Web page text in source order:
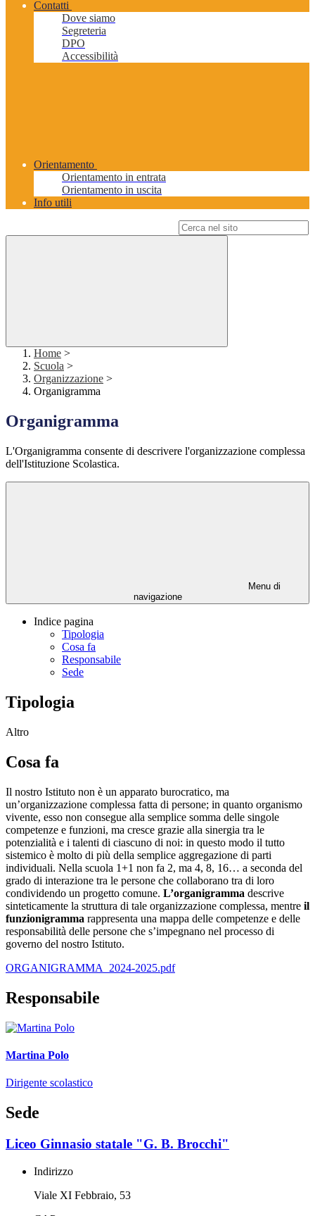
Contatti
Dove siamo
Segreteria
DPO
Accessibilità
Orientamento
Orientamento in entrata
Orientamento in uscita
Info utili
Home >
Scuola >
Organizzazione >
Organigramma
Organigramma
L'Organigramma consente di descrivere l'organizzazione complessa
dell'Istituzione Scolastica.
Menu di
navigazione
Indice pagina
Tipologia
Cosa fa
Responsabile
Sede
Tipologia
Altro
Cosa fa
Il nostro Istituto non è un apparato burocratico, ma
un’organizzazione complessa fatta di persone; in quanto organismo
vivente, esso non consegue alla semplice somma delle singole
competenze e funzioni, ma cresce grazie alla sinergia tra le
potenzialità e i talenti di ciascuno di noi: in questo modo il tutto
sistemico è molto di più della semplice aggregazione di parti
individuali. Nella scuola 1+1 non fa 2, ma 4, 8, 16… a seconda del
grado di interazione tra le persone che collaborano tra di loro
condividendo un progetto comune. L’organigramma descrive
sinteticamente la struttura di tale organizzazione complessa, mentre il
funzionigramma rappresenta una mappa delle competenze e delle
responsabilità delle persone che s’impegnano nel processo di
governo del nostro Istituto.
ORGANIGRAMMA_2024-2025.pdf
Responsabile
Martina Polo
Dirigente scolastico
Sede
Liceo Ginnasio statale "G. B. Brocchi"
Indirizzo
Viale XI Febbraio, 53